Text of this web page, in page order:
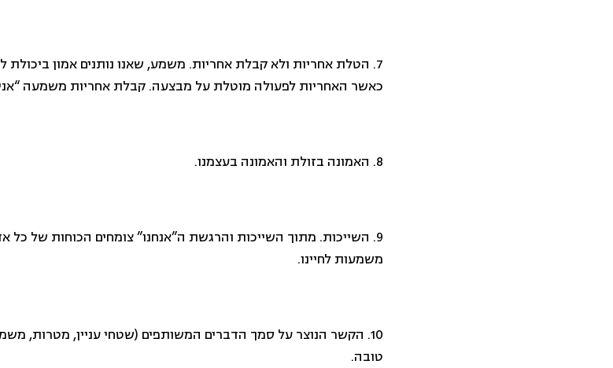
7. הטלת אחריות ולא קבלת אחריות. משמע, שאנו נותנים אמון
כאשר האחריות לפעולה מוטלת על מבצעה. קבלת אחריות משמעה “אני
8. האמונה בזולת והאמונה בעצמנו.
9. השייכות. מתוך השייכות והרגשת ה”אנחנו” צומחים הכוחות של
משמעות לחיינו.
10. הקשר הנוצר על סמך הדברים המשותפים (שטחי עניין, מטרות,
טובה.